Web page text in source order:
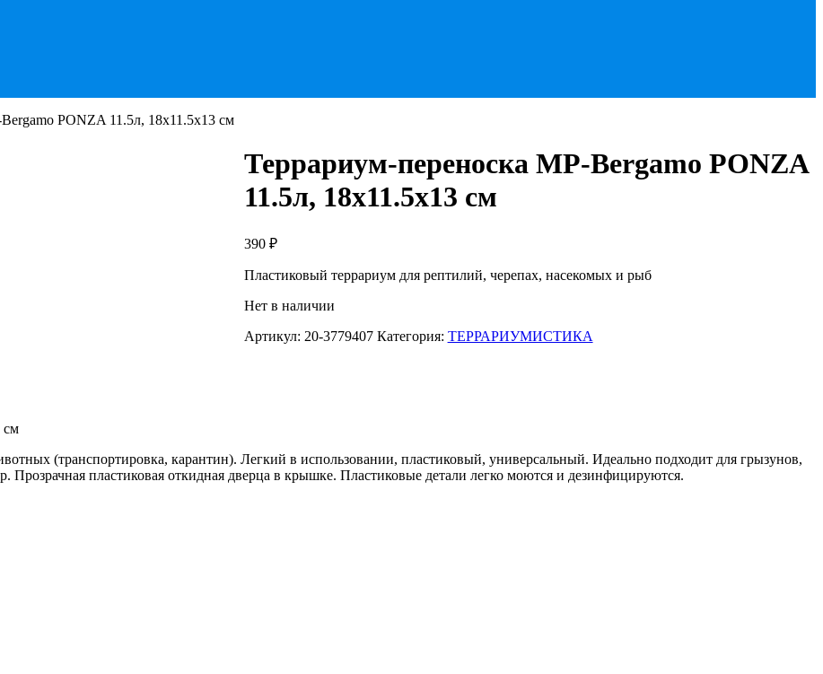
PONZA 11.5л, 18х11.5х13 см
Террариум-переноска MP-Bergamo PONZA
11.5л, 18х11.5х13 см
390 ₽
Пластиковый террариум для рептилий, черепах, насекомых и рыб
Нет в наличии
Артикул: 20-3779407 Категория: ТЕРРАРИУМИСТИКА
см
(транспортировка, карантин). Легкий в использовании, пластиковый, универсальный. Идеально подходит для грызунов,
пластиковая откидная дверца в крышке. Пластиковые детали легко моются и дезинфицируются.